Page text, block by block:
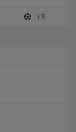
Ｊ3